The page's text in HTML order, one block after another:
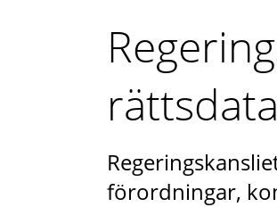
förordningar,